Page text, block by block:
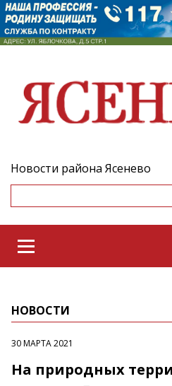
Новости района Ясенево
НОВОСТИ
30 МАРТА 2021
На природных